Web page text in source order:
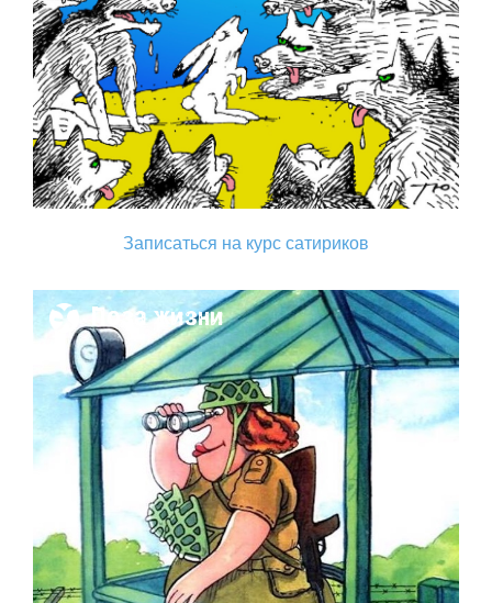
Записаться на курс сатириков
Поза жизни